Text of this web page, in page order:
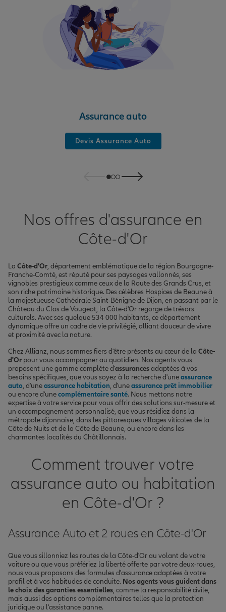
Assurance auto
Devis Assurance Auto
Nos offres d'assurance en
Côte-d'Or
La Côte-d'Or, département emblématique de la région Bourgogne-
Franche-Comté, est réputé pour ses paysages vallonnés, ses
vignobles prestigieux comme ceux de la Route des Grands Crus, et
son riche patrimoine historique. Des célèbres Hospices de Beaune à
la majestueuse Cathédrale Saint-Bénigne de Dijon, en passant par le
Château du Clos de Vougeot, la Côte-d'Or regorge de trésors
culturels. Avec ses quelque 534 000 habitants, ce département
dynamique offre un cadre de vie privilégié, alliant douceur de vivre
et proximité avec la nature.
Chez Allianz, nous sommes fiers d'être présents au cœur de la Côte-
d'Or pour vous accompagner au quotidien. Nos agents vous
proposent une gamme complète d'assurancesadaptées à vos
besoins spécifiques, que vous soyez à la recherche d'uneassurance
auto, d'uneassurance habitation, d'uneassurance prêt immobilier
ou encore d'unecomplémentaire santé. Nous mettons notre
expertise à votre service pour vous offrir des solutions sur-mesure et
un accompagnement personnalisé, que vous résidiez dans la
métropole dijonnaise, dans les pittoresques villages viticoles de la
Côte de Nuits et de la Côte de Beaune, ou encore dans les
charmantes localités du Châtillonnais.
Comment trouver votre
assurance auto ou habitation
en Côte-d'Or ?
Assurance Auto et 2 roues en Côte-d'Or
Que vous sillonniez les routes de la Côte-d'Or au volant de votre
voiture ou que vous préfériez la liberté offerte par votre deux-roues,
nous vous proposons des formules d'assurance adaptées à votre
profil et à vos habitudes de conduite. Nos agents vous guident dans
le choix des garanties essentielles, comme la responsabilité civile,
mais aussi des options complémentaires telles que la protection
juridique ou l'assistance panne.